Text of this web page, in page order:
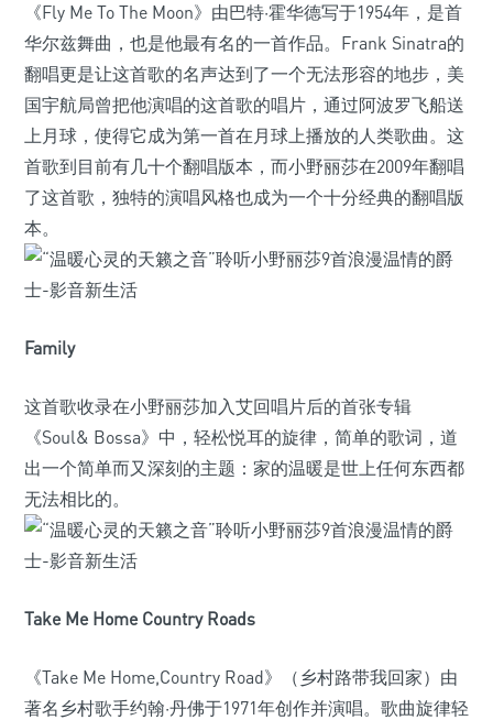
《Fly Me To The Moon》由巴特·霍华德写于1954年，是首
华尔兹舞曲，也是他最有名的一首作品。Frank Sinatra的
翻唱更是让这首歌的名声达到了一个无法形容的地步，美
国宇航局曾把他演唱的这首歌的唱片，通过阿波罗飞船送
上月球，使得它成为第一首在月球上播放的人类歌曲。这
首歌到目前有几十个翻唱版本，而小野丽莎在2009年翻唱
了这首歌，独特的演唱风格也成为一个十分经典的翻唱版
本。
Family
这首歌收录在小野丽莎加入艾回唱片后的首张专辑
《Soul& Bossa》中，轻松悦耳的旋律，简单的歌词，道
出一个简单而又深刻的主题：家的温暖是世上任何东西都
无法相比的。
Take Me Home Country Roads
《Take Me Home,Country Road》（乡村路带我回家）由
著名乡村歌手约翰·丹佛于1971年创作并演唱。歌曲旋律轻